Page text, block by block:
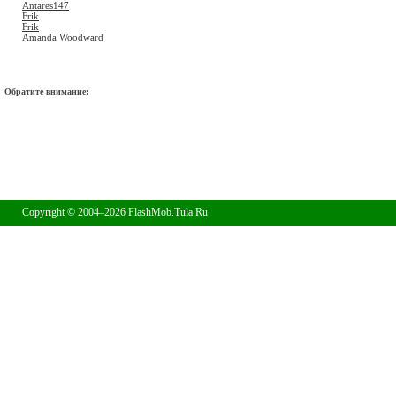
Antares147
Frik
Frik
Amanda Woodward
Обратите внимание:
Copyright © 2004–2026 FlashMob.Tula.Ru